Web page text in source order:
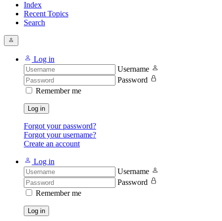
Index
Recent Topics
Search
Log in
Username
Password
Remember me
Log in
Forgot your password?
Forgot your username?
Create an account
Log in
Username
Password
Remember me
Log in